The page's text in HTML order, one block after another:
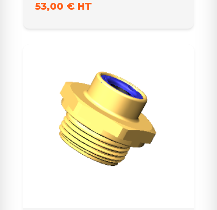
53,00 € HT